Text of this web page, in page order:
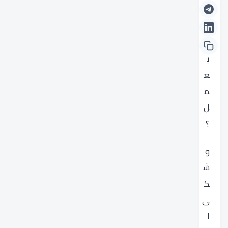
c
ل
ا
ي
ع
م
ل
؟
و
ش
ك
ى
ا